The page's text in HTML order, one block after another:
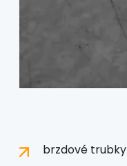
brzdové